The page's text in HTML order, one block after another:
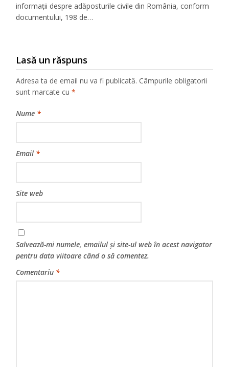
informații despre adăposturile civile din România, conform
documentului, 198 de…
Lasă un răspuns
Adresa ta de email nu va fi publicată. Câmpurile obligatorii
sunt marcate cu*
Nume *
Email *
Site web
Salvează-mi numele, emailul și site-ul web în acest navigator
pentru data viitoare când o să comentez.
Comentariu *